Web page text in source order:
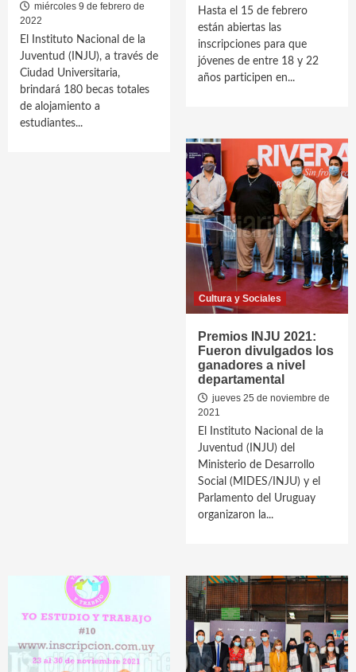
miércoles 9 de febrero de
2022
El Instituto Nacional de la
Juventud (INJU), a través de
Ciudad Universitaria,
brindará 180 becas totales
de alojamiento a
estudiantes...
Hasta el 15 de febrero
están abiertas las
inscripciones para que
jóvenes de entre 18 y 22
años participen en...
Cultura y Sociales
Premios INJU 2021:
Fueron divulgados los
ganadores a nivel
departamental
jueves 25 de noviembre de
2021
El Instituto Nacional de la
Juventud (INJU) del
Ministerio de Desarrollo
Social (MIDES/INJU) y el
Parlamento del Uruguay
organizaron la...